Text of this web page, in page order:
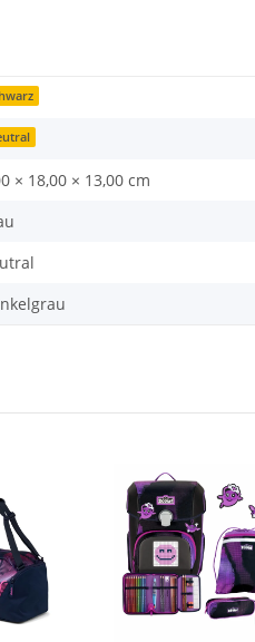
× 18,00 × 13,00 cm